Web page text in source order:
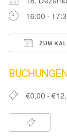
16:00 -
ZUM
BUCHUNGEN
€0,00 -